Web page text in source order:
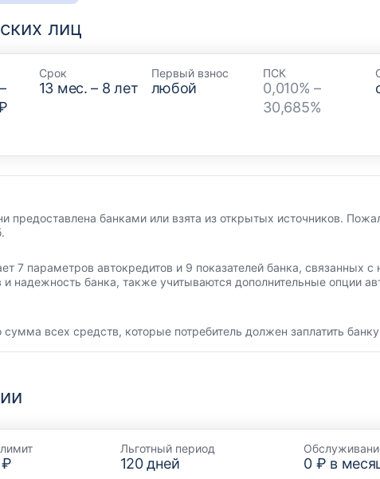
лиц
–
Срок
13 мес. – 8 лет
Первый взнос
любой
ПСК
0,010% –
30,685%
предоставлена банками или взята из открытых источников.
7 параметров автокредитов и 9 показателей банка, связанных
надежность банка, также учитываются дополнительные опции
всех средств, которые потребитель должен заплатить
₽
Льготный период
120дней 0 ₽ в